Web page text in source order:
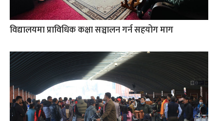
विद्यालयमा प्राविधिक कक्षा सञ्चालन गर्न सहयोग माग